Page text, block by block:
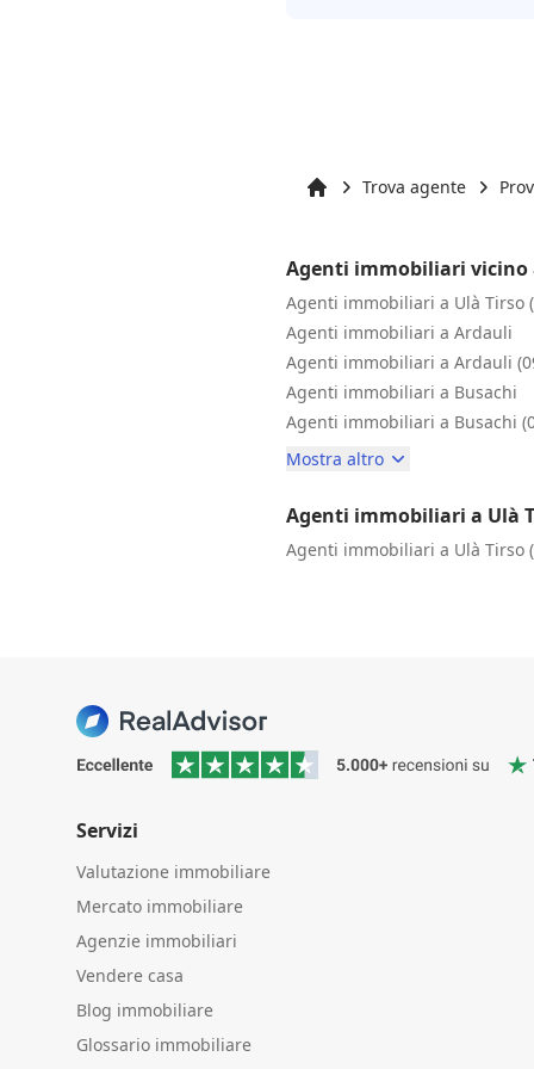
Trova agente
Agenti immobiliari vicino
Agenti immobiliari a Ulà Tirso
Agenti immobiliari a Ardauli
Agenti immobiliari a Ardauli
Agenti immobiliari a Busachi
Agenti immobiliari a Busachi
Mostra altro
Agenti immobiliari a Ulà
Agenti immobiliari a Ulà Tirso
Servizi
Valutazione immobiliare
Mercato immobiliare
Agenzie immobiliari
Vendere casa
Blog immobiliare
Glossario immobiliare